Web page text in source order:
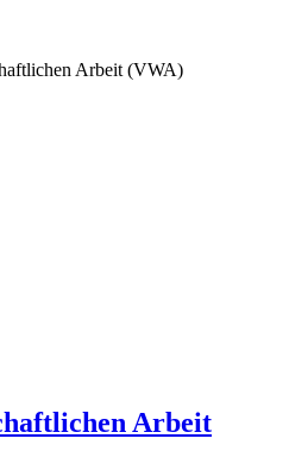
Arbeit (VWA)
Arbeit